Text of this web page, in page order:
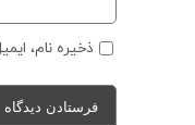
ذخیره نام،